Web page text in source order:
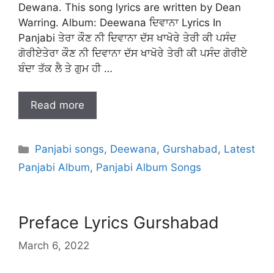
Dewana. This song lyrics are written by Dean
Warring. Album: Deewana ਦਿਵਾਨਾ Lyrics In
Panjabi ਤੇਰਾ ਕੌਣ ਨੀ ਦਿਵਾਨਾ ਦੱਸ ਖਾਖੋਰੇ ਤੇਰੀ ਕੀ ਪਸੰਦ
ਗੋਰੀਏਤੇਰਾ ਕੌਣ ਨੀ ਦਿਵਾਨਾ ਦੱਸ ਖਾਖੋਰੇ ਤੇਰੀ ਕੀ ਪਸੰਦ ਗੋਰੀਏ
ਬੰਦਾ ਤੱਕ ਲੈ ਤੇ ਗੁਮ ਹੀ …
Read more
Categories
Panjabi songs, Deewana, Gurshabad, Latest
Panjabi Album, Panjabi Album Songs
Preface Lyrics Gurshabad
March 6, 2022